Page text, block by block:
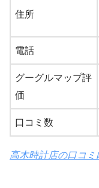
住所
電話
グーグルマップ評
価
口コミ数
高木時計店の口コミ